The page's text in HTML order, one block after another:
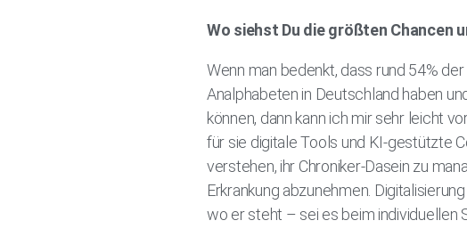
Wo siehst Du die größten Chancen
Wenn man bedenkt, dass rund 54%
Analphabeten in Deutschland haben
können, dann kann ich mir sehr leicht
für sie digitale Tools und KI-gestützte
verstehen, ihr Chroniker-Dasein zu
Erkrankung abzunehmen.
wo er steht – sei es beim individuellen